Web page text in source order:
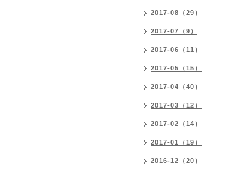
2017-08（29）
2017-07（9）
2017-06（11）
2017-05（15）
2017-04（40）
2017-03（12）
2017-02（14）
2017-01（19）
2016-12（20）